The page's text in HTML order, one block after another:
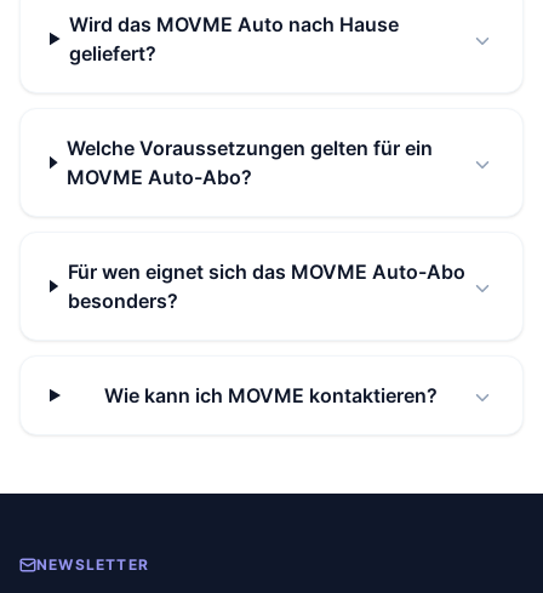
Wird das MOVME Auto nach Hause
geliefert?
Welche Voraussetzungen gelten für ein
MOVME Auto-Abo?
Für wen eignet sich das MOVME Auto-Abo
besonders?
Wie kann ich MOVME kontaktieren?
NEWSLETTER